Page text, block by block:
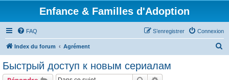
Enfance & Familles d'Adoption
FAQ Connexion
S’enregistrer
Index du forum Agrément
Быстрый доступ к новым сериалам